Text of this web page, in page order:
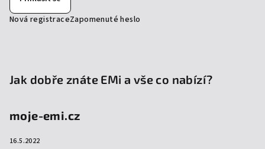
Nová registraceZapomenuté heslo
Jak dobře znáte EMi a vše co nabízí?
moje-emi.cz
16.5.2022